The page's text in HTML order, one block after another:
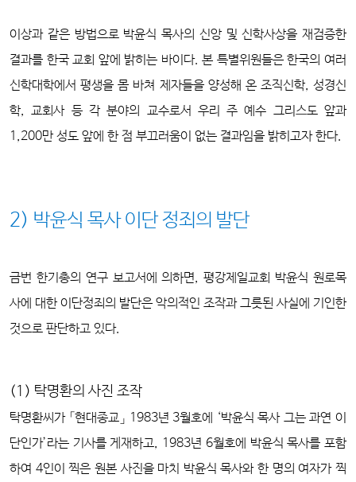
이상과 같은 방법으로 박윤식 목사의 신앙 및 신학사상을 재검증한
결과를 한국 교회 앞에 밝히는 바이다. 본 특별위원들은 한국의 여러
신학대학에서 평생을 몸 바쳐 제자들을 양성해 온 조직신학, 성경신
학, 교회사 등 각 분야의 교수로서 우리 주 예수 그리스도 앞과
1,200만 성도 앞에 한 점 부끄러움이 없는 결과임을 밝히고자 한다.
2) 박윤식 목사 이단 정죄의 발단
금번 한기총의 연구 보고서에 의하면, 평강제일교회 박윤식 원로목
사에 대한 이단정죄의 발단은 악의적인 조작과 그릇된 사실에 기인한
것으로 판단하고 있다.
(1) 탁명환의 사진 조작
탁명환씨가 「현대종교」 1983년 3월호에 ‘박윤식 목사 그는 과연 이
단인가’라는 기사를 게재하고, 1983년 6월호에 박윤식 목사를 포함
하여 4인이 찍은 원본 사진을 마치 박윤식 목사와 한 명의 여자가 찍